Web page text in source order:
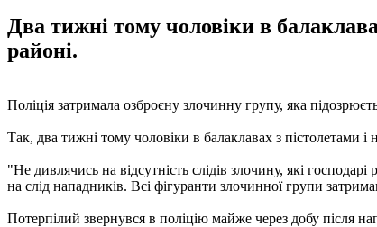
Два тижні тому чоловіки в
районі.
Поліція затримала озброєну злочинну групу, яка
Так, два тижні тому чоловіки в балаклавах з пістолетами
"Не дивлячись на відсутність слідів злочину, які
на слід нападників. Всі фігуранти злочинної групи
Потерпілий звернувся в поліцію майже через добу після